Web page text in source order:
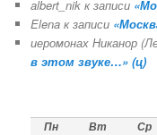
albert_nik к записи
Elena к записи
иеромонах Никанор
в этом звуке…» (ц)
Пн Вт Ср